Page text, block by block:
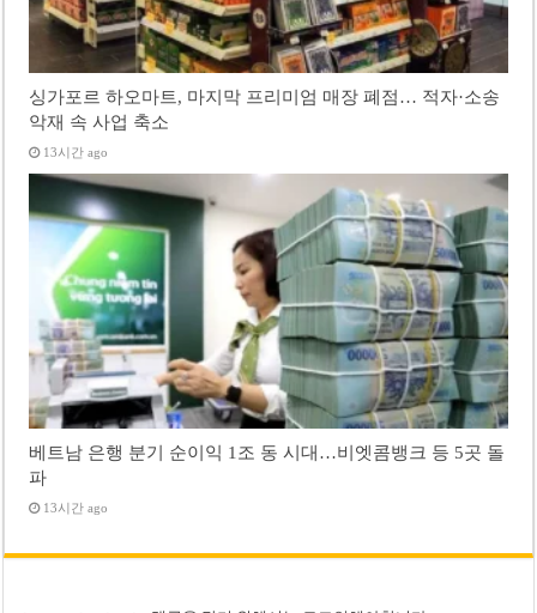
싱가포르 하오마트, 마지막 프리미엄 매장 폐점… 적자·소송
악재 속 사업 축소
13시간 ago
베트남 은행 분기 순이익 1조 동 시대…비엣콤뱅크 등 5곳 돌
파
13시간 ago